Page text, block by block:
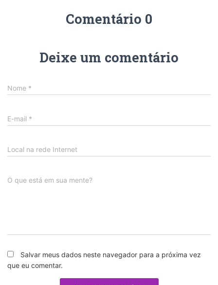
Comentário 0
Deixe um comentário
Nome *
E-mail *
Local na rede Internet
O que está em sua mente?
Salvar meus dados neste navegador para a próxima vez
que eu comentar.